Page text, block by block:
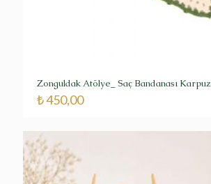
Zonguldak Atölye_ Saç Bandanası Karpuz
₺450,00